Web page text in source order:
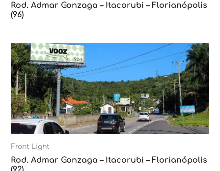
Rod. Admar Gonzaga – Itacorubi – Florianópolis
(96)
Front Light
Rod. Admar Gonzaga – Itacorubi – Florianópolis